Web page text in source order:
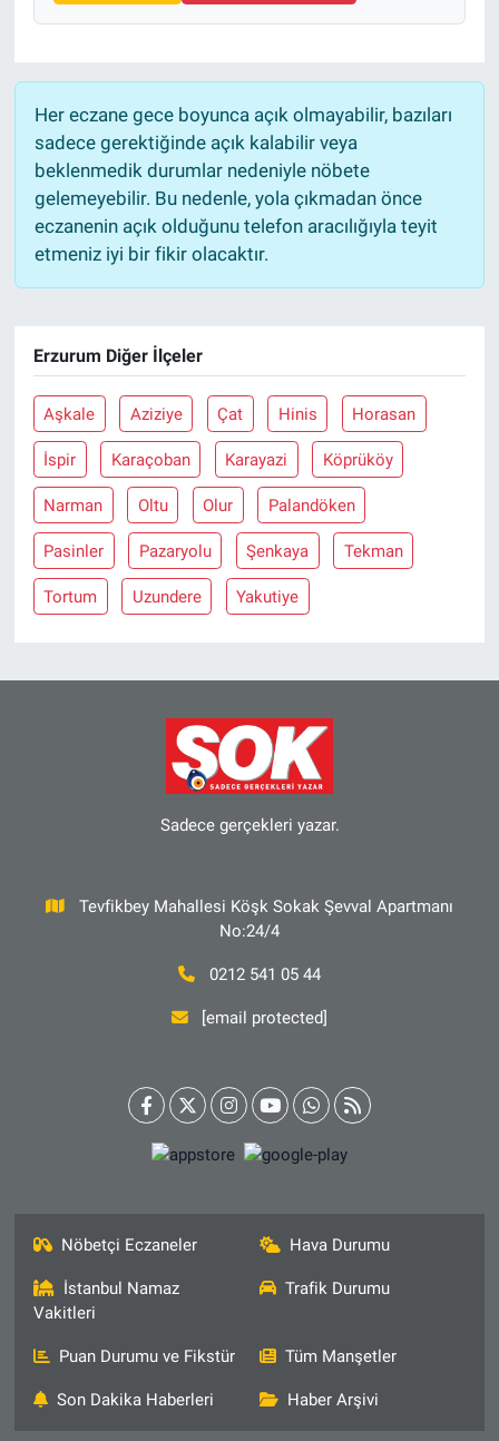
Her eczane gece boyunca açık olmayabilir, bazıları
sadece gerektiğinde açık kalabilir veya
beklenmedik durumlar nedeniyle nöbete
gelemeyebilir. Bu nedenle, yola çıkmadan önce
eczanenin açık olduğunu telefon aracılığıyla teyit
etmeniz iyi bir fikir olacaktır.
Erzurum Diğer İlçeler
Aşkale Aziziye Çat Hinis Horasan
İspir Karaçoban Karayazi Köprüköy
Narman Oltu Olur Palandöken
Pasinler Pazaryolu Şenkaya Tekman
Tortum Uzundere Yakutiye
Sadece gerçekleri yazar.
Tevfikbey Mahallesi Köşk Sokak Şevval Apartmanı
No:24/4
0212 541 05 44
[email protected]
Nöbetçi Eczaneler Hava Durumu
İstanbul Namaz
Vakitleri
Trafik Durumu
Puan Durumu ve Fikstür Tüm Manşetler
Son Dakika Haberleri Haber Arşivi